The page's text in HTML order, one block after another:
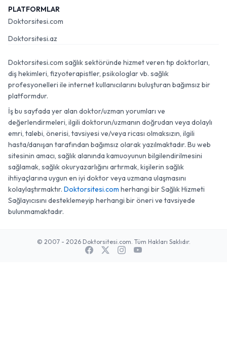
PLATFORMLAR
Doktorsitesi.com
Doktorsitesi.az
Doktorsitesi.com sağlık sektöründe hizmet veren tıp doktorları,
diş hekimleri, fizyoterapistler, psikologlar vb. sağlık
profesyonelleri ile internet kullanıcılarını buluşturan bağımsız bir
platformdur.
İş bu sayfada yer alan doktor/uzman yorumları ve
değerlendirmeleri, ilgili doktorun/uzmanın doğrudan veya dolaylı
emri, talebi, önerisi, tavsiyesi ve/veya ricası olmaksızın, ilgili
hasta/danışan tarafından bağımsız olarak yazılmaktadır. Bu web
sitesinin amacı, sağlık alanında kamuoyunun bilgilendirilmesini
sağlamak, sağlık okuryazarlığını artırmak, kişilerin sağlık
ihtiyaçlarına uygun en iyi doktor veya uzmana ulaşmasını
kolaylaştırmaktır. Doktorsitesi.com herhangi bir Sağlık Hizmeti
Sağlayıcısını desteklemeyip herhangi bir öneri ve tavsiyede
bulunmamaktadır.
© 2007 - 2026 Doktorsitesi.com. Tüm Hakları Saklıdır.